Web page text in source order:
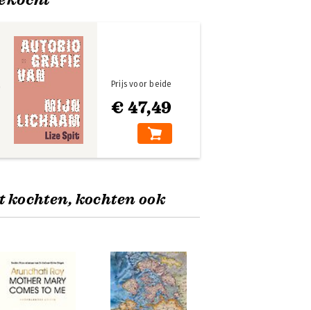
€ 47,49
Prijs voor beide
kochten, kochten ook